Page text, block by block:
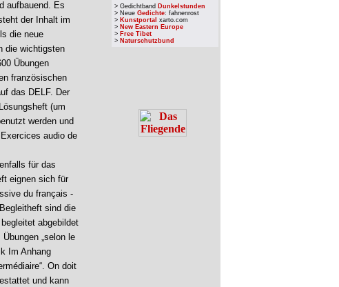
aufbauend. Es
der Inhalt im
die neue
die wichtigsten
Übungen
französischen
das DELF. Der
(um
werden und
audio de
für das
eignen sich für
du français -
sind die
abgebildet
„selon le
Im Anhang
On doit
und kann
> Gedichtband Dunkelstunden
> Neue Gedichte: fahnenrost
> Kunstportal xarto.com
> New Eastern Europe
> Free Tibet
> Naturschutzbund